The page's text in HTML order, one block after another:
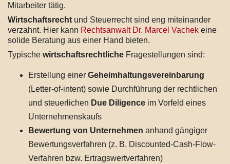
Mitarbeiter tätig.
Wirtschaftsrecht und Steuerrecht sind eng miteinander
verzahnt. Hier kann Rechtsanwalt Dr. Marcel Vachek eine
solide Beratung aus einer Hand bieten.
Typische wirtschaftsrechtliche Fragestellungen sind:
Erstellung einer Geheimhaltungsvereinbarung
(Letter-of-intent) sowie Durchführung der rechtlichen
und steuerlichen Due Diligence im Vorfeld eines
Unternehmenskaufs
Bewertung von Unternehmen anhand gängiger
Bewertungsverfahren (z. B. Discounted-Cash-Flow-
Verfahren bzw. Ertragswertverfahren)